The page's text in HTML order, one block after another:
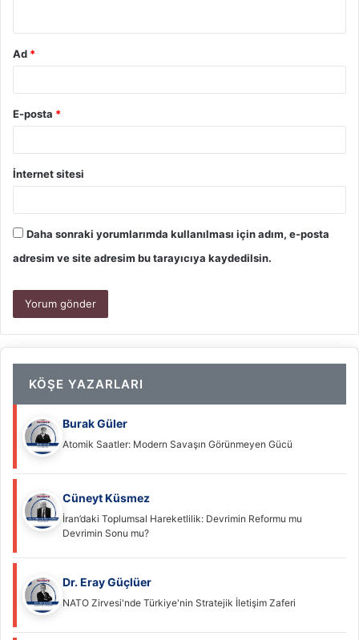
Ad *
E-posta *
İnternet sitesi
Daha sonraki yorumlarımda kullanılması için adım, e-posta
adresim ve site adresim bu tarayıcıya kaydedilsin.
KÖŞE YAZARLARI
Burak Güler
Atomik Saatler: Modern Savaşın Görünmeyen Gücü
Cüneyt Küsmez
İran’daki Toplumsal Hareketlilik: Devrimin Reformu mu
Devrimin Sonu mu?
Dr. Eray Güçlüer
NATO Zirvesi'nde Türkiye'nin Stratejik İletişim Zaferi